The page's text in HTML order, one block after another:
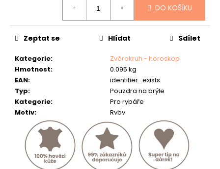
DO KOŠÍKU
Kategorie:
Zvěrokruh - horoskop
Hmotnost:
0.095 kg
EAN:
identifier_exists
Typ:
Pouzdra na brýle
Kategorie:
Pro rybáře
Motiv: Ryby
Zeptat se Hlídat Sdílet
r
u
u
e
m
e
PÁSEK
"JAWA"
634